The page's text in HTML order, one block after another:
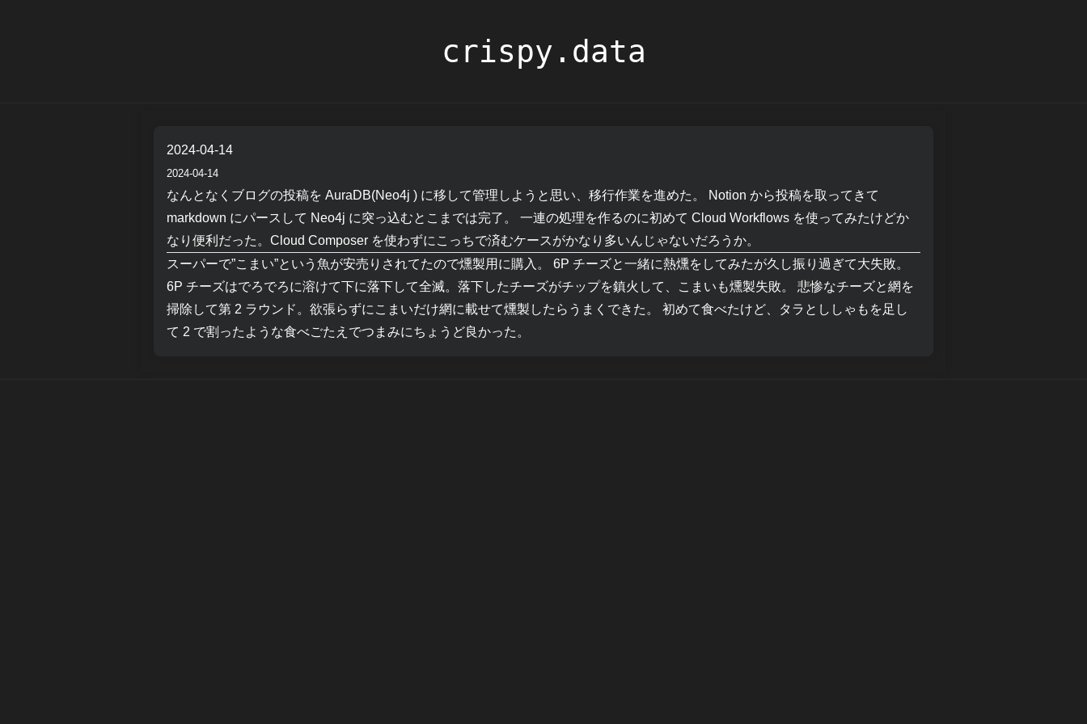
crispy.data
2024-04-14
2024-04-14
なんとなくブログの投稿を AuraDB(Neo4j ) に移して管理しようと思い、移行作業を進めた。 Notion から投稿を取ってきて
markdown にパースして Neo4j に突っ込むとこまでは完了。 一連の処理を作るのに初めて Cloud Workflows を使ってみたけどか
なり便利だった。Cloud Composer を使わずにこっちで済むケースがかなり多いんじゃないだろうか。
スーパーで”こまい”という魚が安売りされてたので燻製用に購入。 6P チーズと一緒に熱燻をしてみたが久し振り過ぎて大失敗。
6P チーズはでろでろに溶けて下に落下して全滅。落下したチーズがチップを鎮火して、こまいも燻製失敗。 悲惨なチーズと網を
掃除して第 2 ラウンド。欲張らずにこまいだけ網に載せて燻製したらうまくできた。 初めて食べたけど、タラとししゃもを足し
て 2 で割ったような食べごたえでつまみにちょうど良かった。